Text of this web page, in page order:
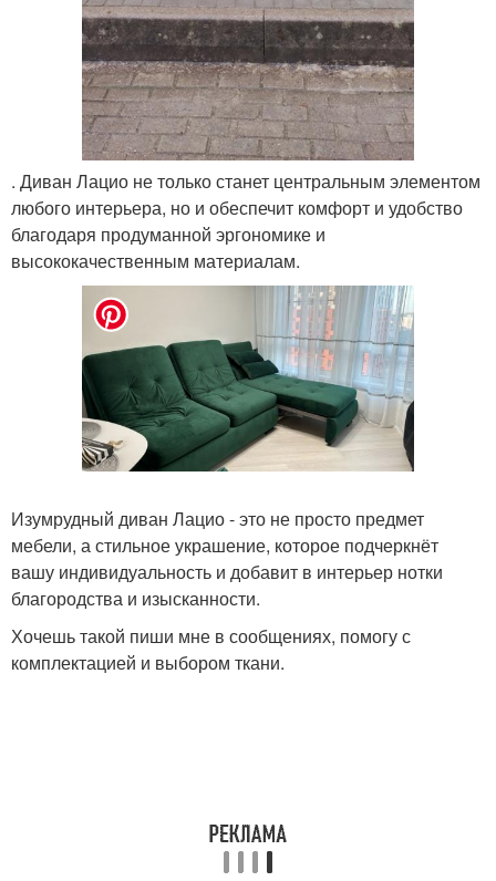
. Диван Лацио не только станет центральным элементом
любого интерьера, но и обеспечит комфорт и удобство
благодаря продуманной эргономике и
высококачественным материалам.
Изумрудный диван Лацио - это не просто предмет
мебели, а стильное украшение, которое подчеркнёт
вашу индивидуальность и добавит в интерьер нотки
благородства и изысканности.
Хочешь такой пиши мне в сообщениях, помогу с
комплектацией и выбором ткани.